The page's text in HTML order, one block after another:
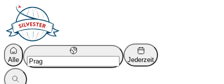
Alle Jederzeit